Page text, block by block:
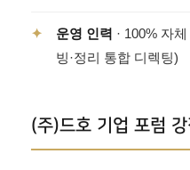
✦ 운영 인력 · 100% 자
빙·정리 통합 디렉팅)
(주)드호 기업 포럼 강